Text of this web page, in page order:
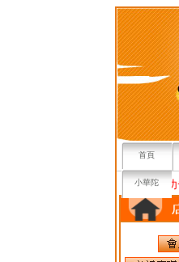
首頁
小華陀
目前已成